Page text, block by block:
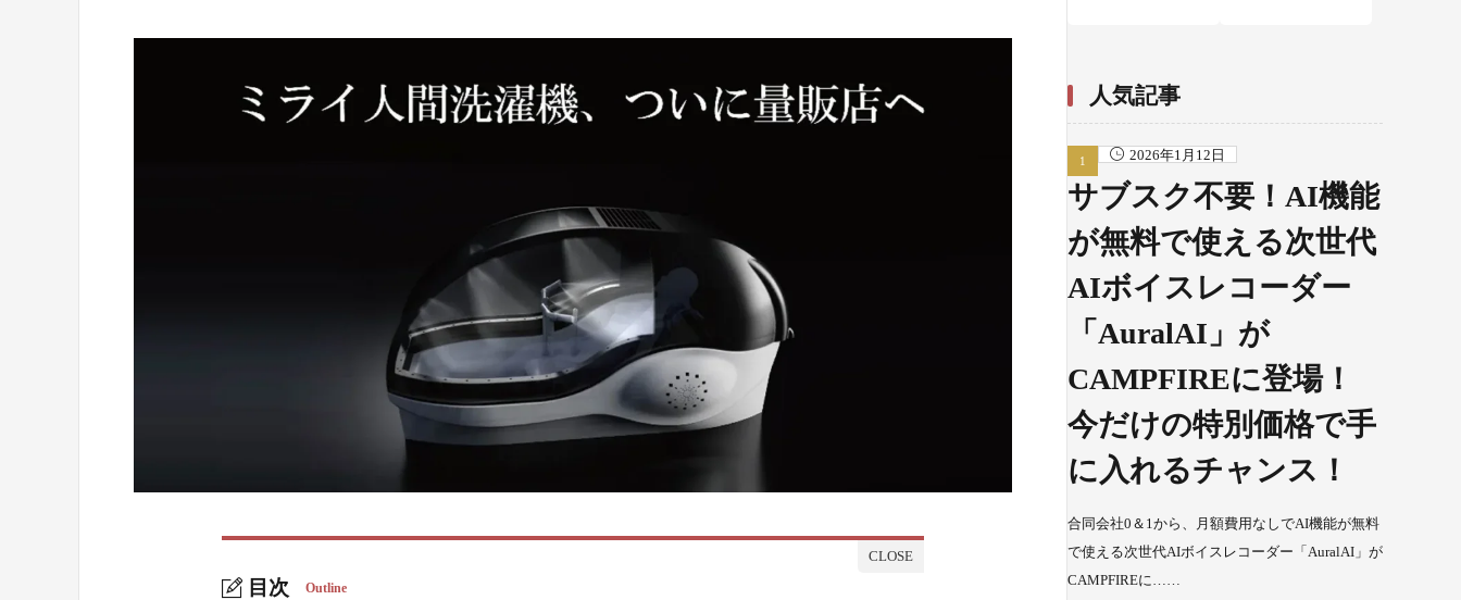
目次 Outline
人気記事
2026年1月12日
サブスク不要！AI機能
が無料で使える次世代
AIボイスレコーダー
「AuralAI」が
CAMPFIREに登場！
今だけの特別価格で手
に入れるチャンス！
合同会社0＆1から、月額費用なしでAI機能が無料
で使える次世代AIボイスレコーダー「AuralAI」が
CAMPFIREに……